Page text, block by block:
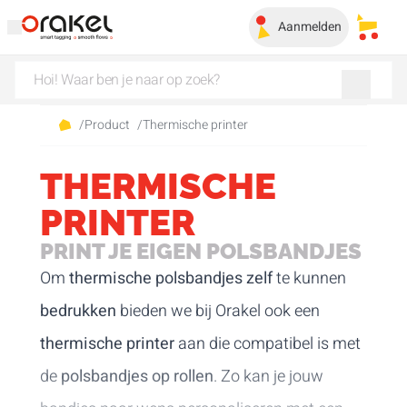
Aanmelden Mijn
/Product /Thermische printer
THERMISCHE
PRINTER
PRINT JE EIGEN POLSBANDJES
Omthermische polsbandjes zelfte kunnen
bedrukken bieden we bij Orakel ook een
thermische printeraan die compatibel is met
depolsbandjes op rollen. Zo kan je jouw